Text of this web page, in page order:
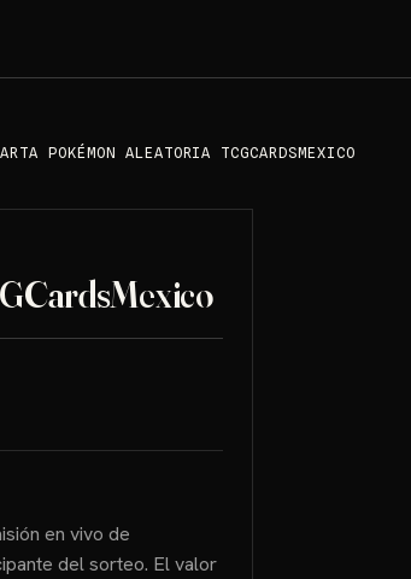
POKÉMON ALEATORIA TCGCARDSMEXICO
en vivo de
del sorteo. El valor